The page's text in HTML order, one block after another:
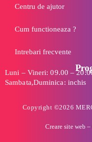
Centru de ajutor
Cum functioneaza ?
Intrebari frecvente
Luni – Vineri: 09.00 –
Sambata,Duminica: inchis
Copyright ©2026
Creare site web –